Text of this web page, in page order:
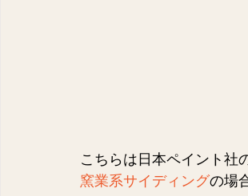
こちらは日本ペイント社
窯業系サイディングの場